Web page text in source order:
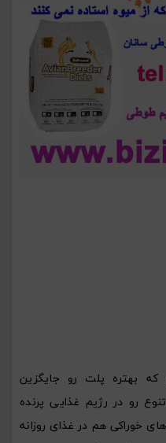
بهتره پلت رو جایگزین
رو در رژیم غذایی پرنده
خوراکی هم در غذای روزانه